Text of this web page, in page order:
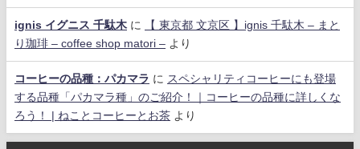
ignis イグニス 千駄木に
【 東京都 文京区 】ignis 千駄木 – まと
り珈琲 – coffee shop matori – より
コーヒーの品種：パカマラ に スペシャリティコーヒーにも登場
する品種「パカマラ種」のご紹介！｜コーヒーの品種に詳しくな
ろう！ | ねことコーヒーとお茶 より